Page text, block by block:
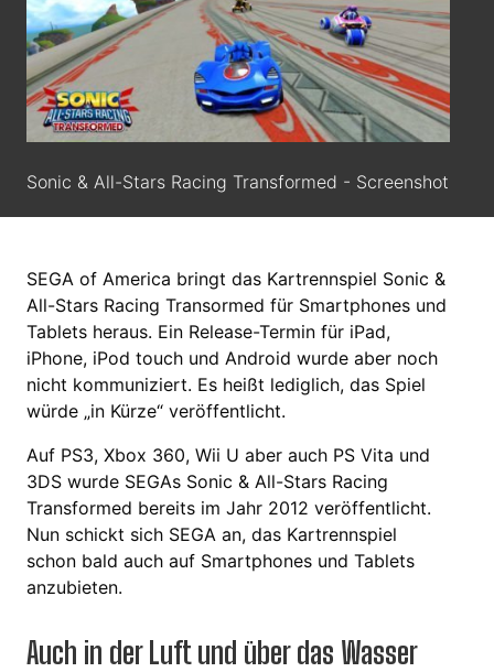
Sonic & All-Stars Racing Transformed - Screenshot
SEGA of America bringt das Kartrennspiel Sonic &
All-Stars Racing Transormed für Smartphones und
Tablets heraus. Ein Release-Termin für iPad,
iPhone, iPod touch und Android wurde aber noch
nicht kommuniziert. Es heißt lediglich, das Spiel
würde „in Kürze“ veröffentlicht.
Auf PS3, Xbox 360, Wii U aber auch PS Vita und
3DS wurde SEGAs Sonic & All-Stars Racing
Transformed bereits im Jahr 2012 veröffentlicht.
Nun schickt sich SEGA an, das Kartrennspiel
schon bald auch auf Smartphones und Tablets
anzubieten.
Auch in der Luft und über das Wasser